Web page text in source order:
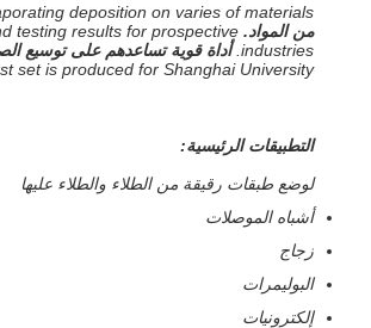
deposition on varies of materials.
من المواد. testing results for prospective.
industries. أداة قوية تساعدهم على توسيع
set is produced for Shanghai University.
التطبيقات الرئيسية:
لوضع طبقات رقيقة من الطلاء والطلاء عليها
أشباه الموصلات
زجاج
البوليمرات
إلكترونيات